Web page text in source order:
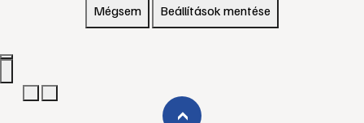
Mégsem Beállítások mentése
›